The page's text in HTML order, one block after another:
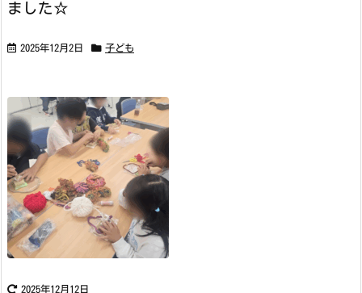
ました☆
2025年12月2日 子ども
2025年12月12日